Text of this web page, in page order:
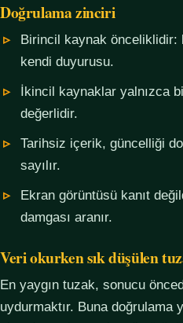
Doğrulama zinciri
Birincil kaynak önceliklidir:
kendi duyurusu.
İkincil kaynaklar yalnızca
değerlidir.
Tarihsiz içerik, güncelliği
sayılır.
Ekran görüntüsü kanıt
damgası aranır.
Veri okurken sık düşülen
En yaygın tuzak, sonucu
uydurmaktır. Buna doğrulama